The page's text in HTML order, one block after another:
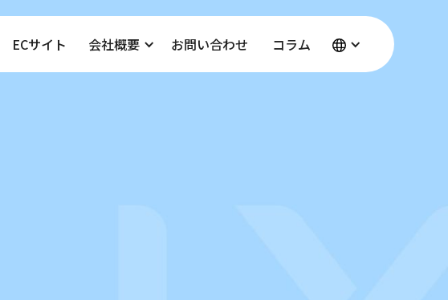
ECサイト 会社概要 お問い合わせ コラム